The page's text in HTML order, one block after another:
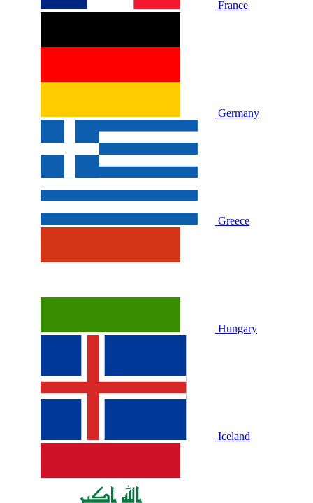
France
Germany
Greece
Hungary
Iceland